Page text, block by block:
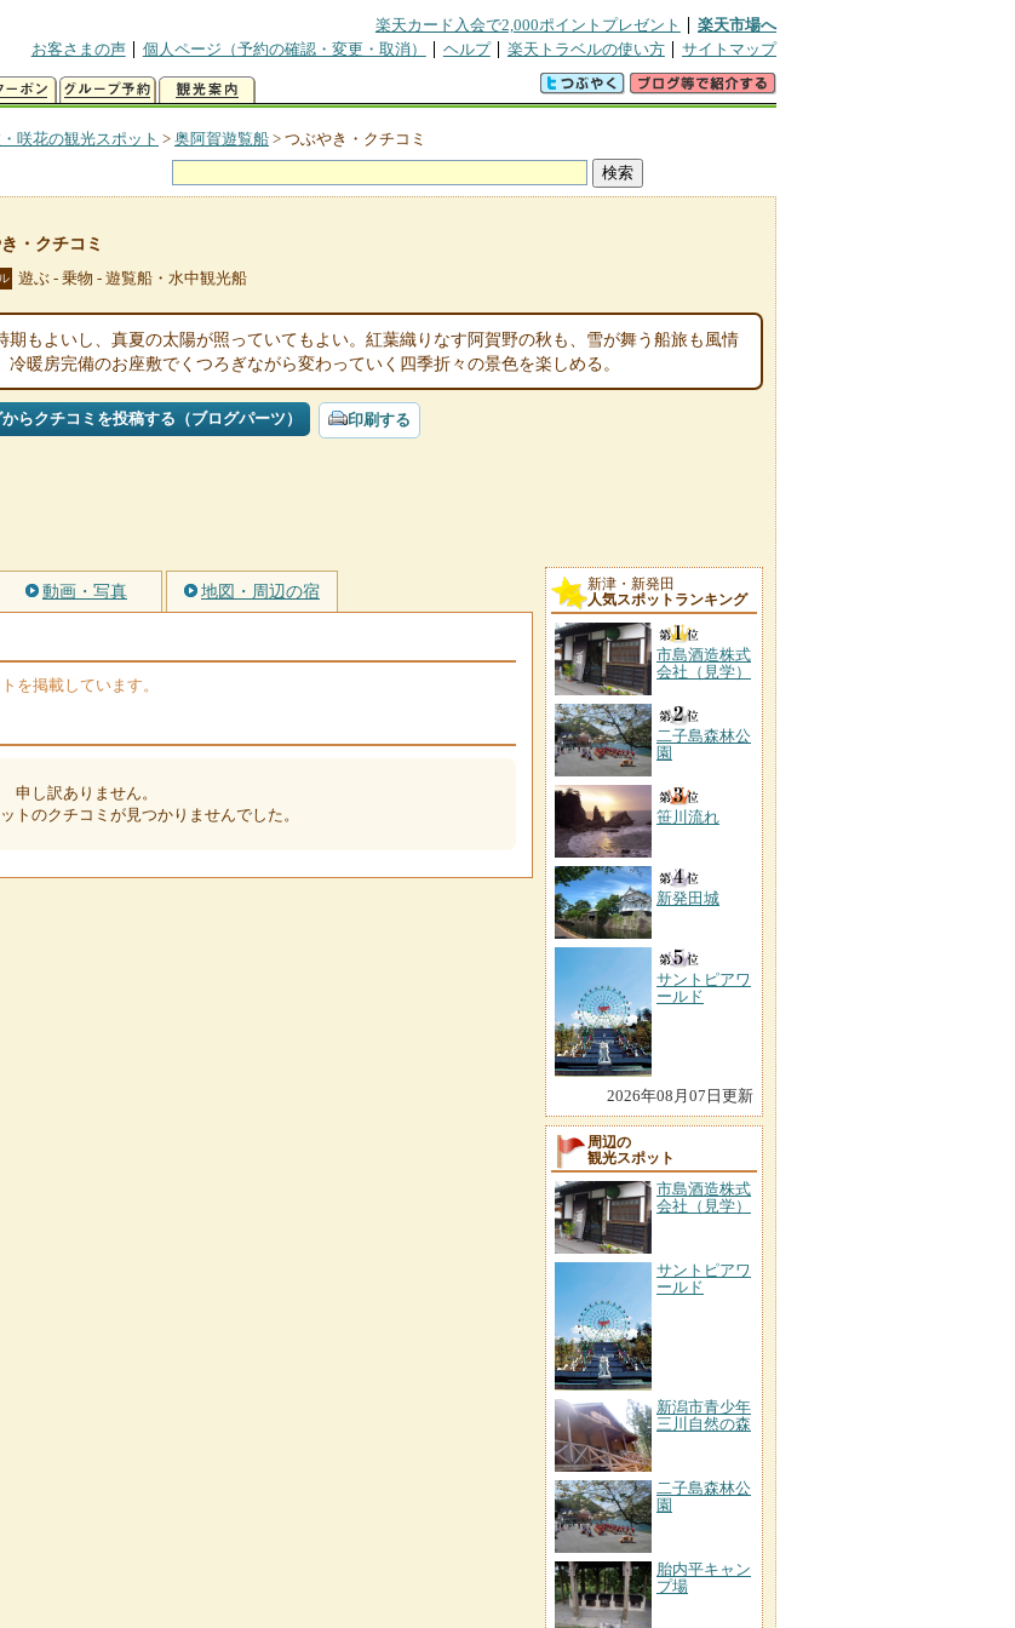
楽天カード入会で2,000ポイントプレゼント
楽天市場へ
お客さまの声
個人ページ（予約の確認・変更・取消） ヘルプ 楽天トラベルの使い方 サイトマップ
咲花の観光スポット > 奥阿賀遊覧船 > つぶやき・クチコミ
・クチコミ
遊ぶ - 乗物 - 遊覧船・水中観光船
期もよいし、真夏の太陽が照っていてもよい。紅葉織りなす阿賀野の秋も、雪が舞う船旅も風情
冷暖房完備のお座敷でくつろぎながら変わっていく四季折々の景色を楽しめる。
らクチコミを投稿する（ブログパーツ） 印刷する
動画・写真 地図・周辺の宿
を掲載しています。
申し訳ありません。
トのクチコミが見つかりませんでした。
新津・新発田
人気スポットランキング
市島酒造株式
会社（見学）
二子島森林公
園
笹川流れ
新発田城
サントピアワ
ールド
2026年08月07日更新
周辺の
観光スポット
市島酒造株式
会社（見学）
サントピアワ
ールド
新潟市青少年
三川自然の森
二子島森林公
園
胎内平キャン
プ場